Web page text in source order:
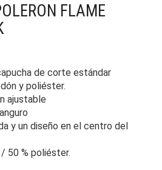
FLAME
de corte estándar
y poliéster.
ajustable
y un diseño en el centro del
50 % poliéster.